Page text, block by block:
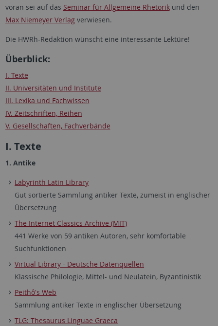
voran sei auf das Seminar für Allgemeine Rhetorikund den
Max Niemeyer Verlagverwiesen.
Die HWRh-Redaktion wünscht eine interessante Lektüre!
Überblick:
I. Texte
II. Universitäten und Institute
III. Lexika und Fachwissen
IV. Zeitschriften, Reihen
V. Gesellschaften, Fachverbände
I. Texte
1. Antike
Labyrinth Latin Library
Gut sortierte Sammlung antiker Texte, zumeist in englischer
Übersetzung
The Internet Classics Archive (MIT)
441 Werke von 59 antiken Autoren, sehr komfortable
Suchfunktionen
Virtual Library - Deutsche Datenquellen
Klassische Philologie, Mittel- und Neulatein, Byzantinistik
Peithô's Web
Sammlung antiker Texte in englischer Übersetzung
TLG: Thesaurus Linguae Graeca